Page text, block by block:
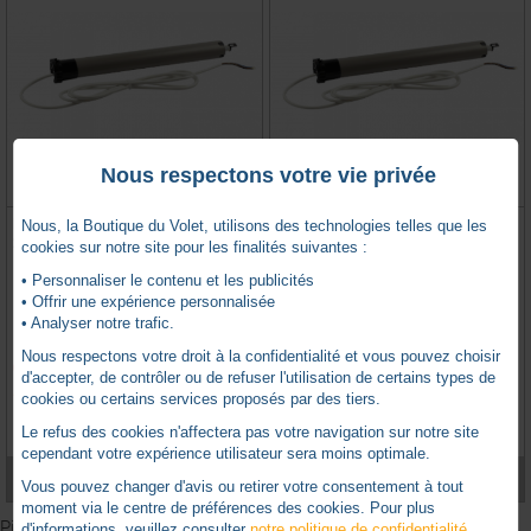
MOTEUR TYMOOV D20F Ø50
20NM 15RPM FILAIRE (tête Rollia)
DELTA DORE -DD6357012
Produit remplacé
2 avis
VOIR LE PRODUIT
MOTEUR TYMOOV D20RP X3D
Ø50 20NM 15RPM RADIO (tête
Produit remplacé
1 avis
VOIR LE PRODUIT
Nous respectons votre vie privée
Nous, la Boutique du Volet, utilisons des technologies telles que les
cookies sur notre site pour les finalités suivantes :
• Personnaliser le contenu et les publicités
• Offrir une expérience personnalisée
• Analyser notre trafic.
Nous respectons votre droit à la confidentialité et vous pouvez choisir
d'accepter, de contrôler ou de refuser l'utilisation de certains types de
cookies ou certains services proposés par des tiers.
Le refus des cookies n'affectera pas votre navigation sur notre site
cependant votre expérience utilisateur sera moins optimale.
Vous pouvez changer d'avis ou retirer votre consentement à tout
moment via le centre de préférences des cookies. Pour plus